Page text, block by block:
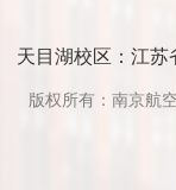
天目湖校区：江
版权所有：南京航